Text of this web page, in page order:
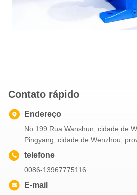
Contato rápido
Endereço
No.199 Rua Wanshun, cidade de
Pingyang, cidade de Wenzhou,
telefone
0086-13967775116
E-mail